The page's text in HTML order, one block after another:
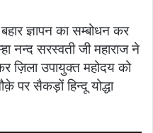
ज्ञापन का सम्बोधन कर
नन्द सरस्वती जी महाराज ने
ज़िला उपायुक्त महोदय को
पर सैकड़ों हिन्दू योद्धा